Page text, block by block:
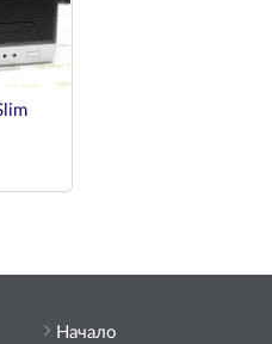
Начало